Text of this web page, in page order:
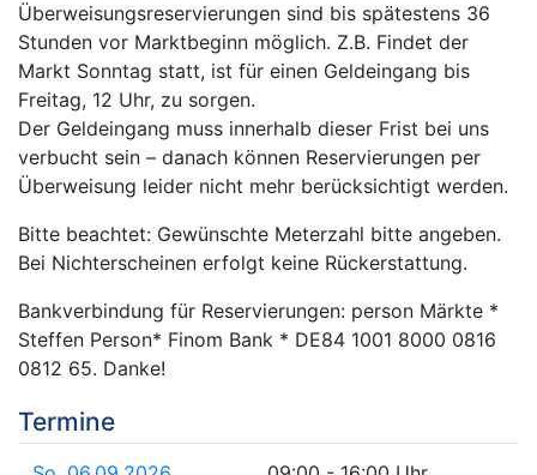
Überweisungsreservierungen sind bis spätestens 36
Stunden vor Marktbeginn möglich. Z.B. Findet der
Markt Sonntag statt, ist für einen Geldeingang bis
Freitag, 12 Uhr, zu sorgen.
Der Geldeingang muss innerhalb dieser Frist bei uns
verbucht sein – danach können Reservierungen per
Überweisung leider nicht mehr berücksichtigt werden.
Bitte beachtet: Gewünschte Meterzahl bitte angeben.
Bei Nichterscheinen erfolgt keine Rückerstattung.
Bankverbindung für Reservierungen: person Märkte *
Steffen Person* Finom Bank * DE84 1001 8000 0816
0812 65. Danke!
Termine